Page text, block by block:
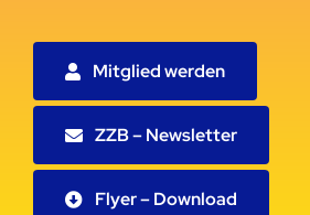
Mitglied werden
ZZB – Newsletter
Flyer – Download